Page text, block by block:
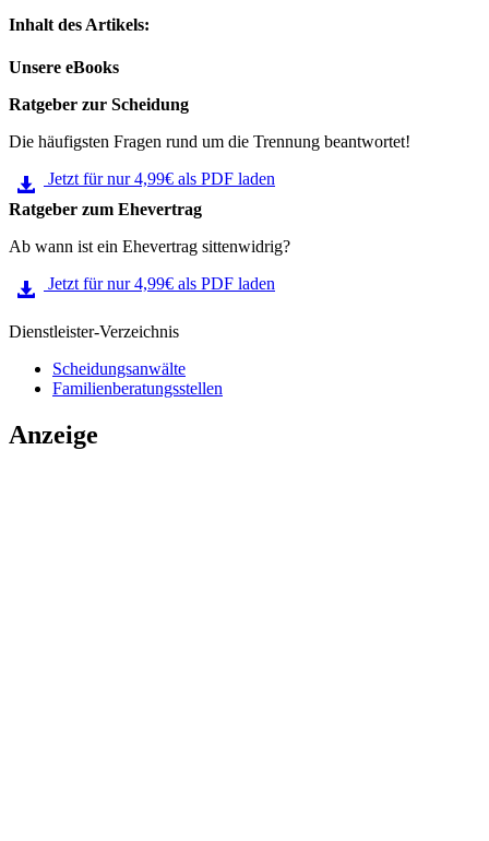
Inhalt des Artikels:
Unsere eBooks
Ratgeber zur Scheidung
Die häufigsten Fragen rund um die Trennung beantwortet!
Jetzt für nur 4,99€ als PDF laden
Ratgeber zum Ehevertrag
Ab wann ist ein Ehevertrag sittenwidrig?
Jetzt für nur 4,99€ als PDF laden
Dienstleister-Verzeichnis
Scheidungsanwälte
Familienberatungsstellen
Anzeige